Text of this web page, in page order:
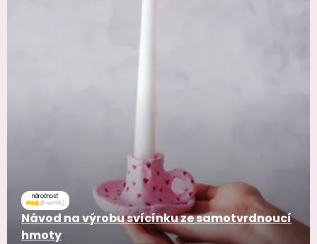
náročnosť
Návod na výrobu svícínku ze samotvrdnoucí
hmoty